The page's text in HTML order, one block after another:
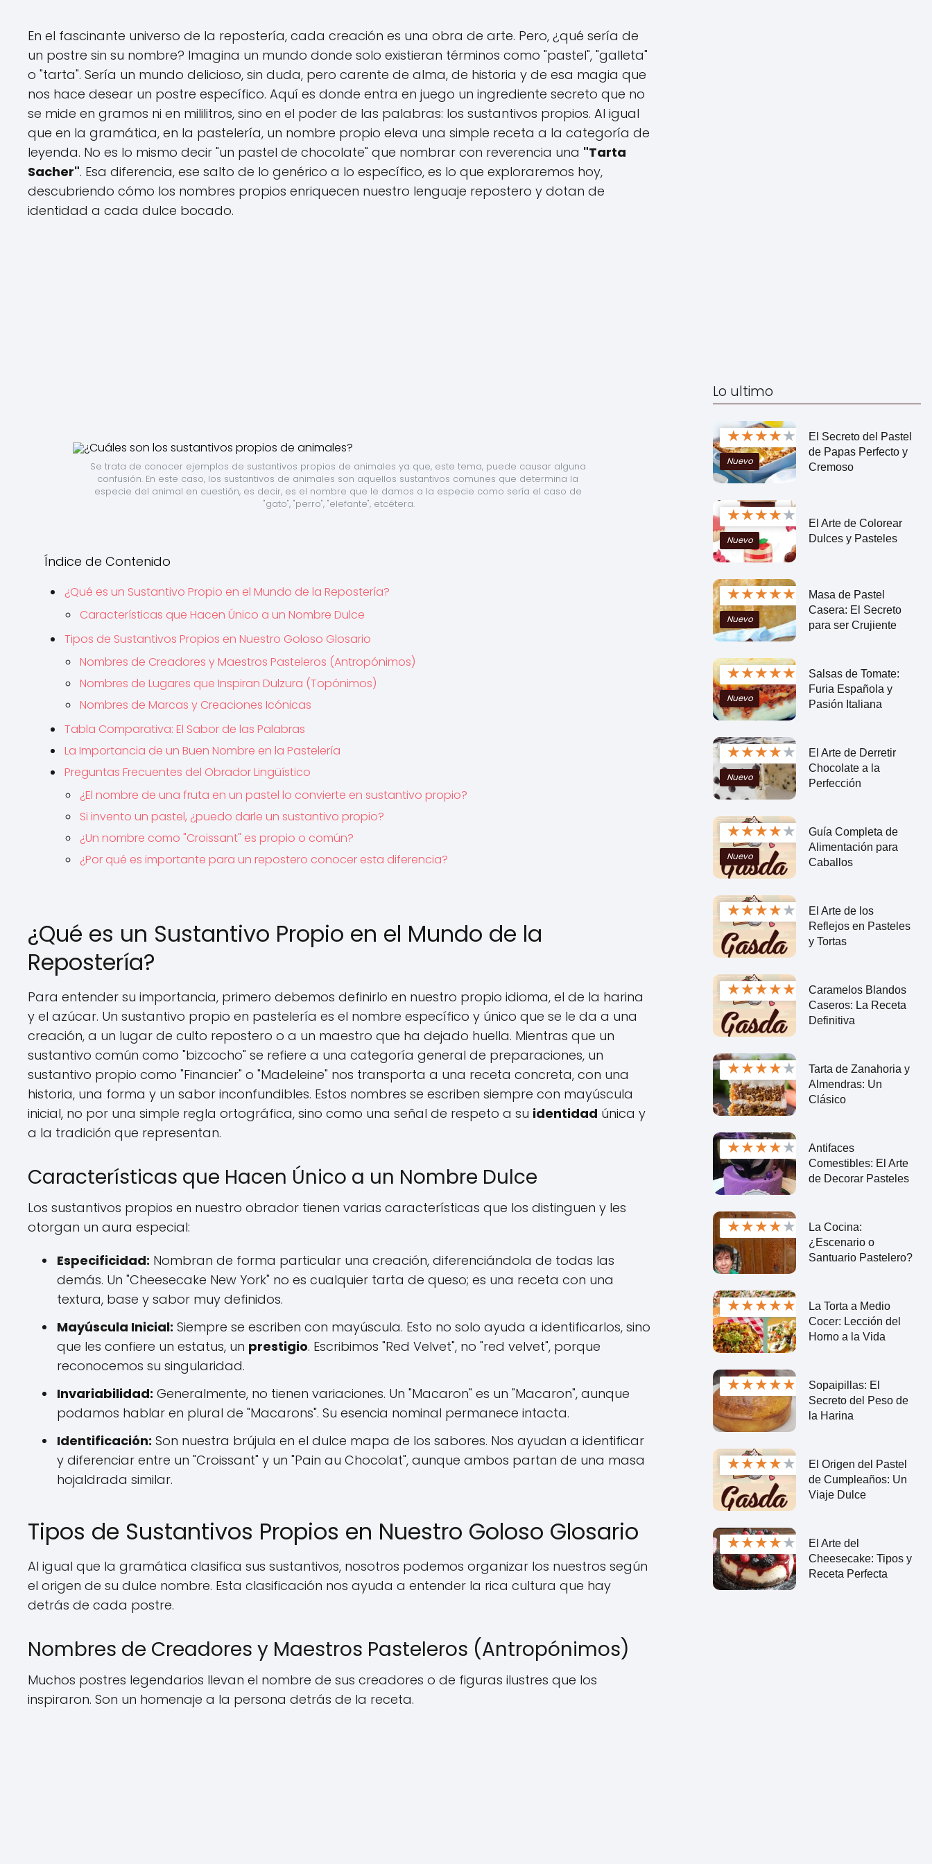
En el fascinante universo de la repostería, cada creación es una obra de arte. Pero, ¿qué sería de
un postre sin su nombre? Imagina un mundo donde solo existieran términos como "pastel", "galleta"
o "tarta". Sería un mundo delicioso, sin duda, pero carente de alma, de historia y de esa magia que
nos hace desear un postre específico. Aquí es donde entra en juego un ingrediente secreto que no
se mide en gramos ni en mililitros, sino en el poder de las palabras: los sustantivos propios. Al igual
que en la gramática, en la pastelería, un nombre propio eleva una simple receta a la categoría de
leyenda. No es lo mismo decir "un pastel de chocolate" que nombrar con reverencia una "Tarta
Sacher". Esa diferencia, ese salto de lo genérico a lo específico, es lo que exploraremos hoy,
descubriendo cómo los nombres propios enriquecen nuestro lenguaje repostero y dotan de
identidad a cada dulce bocado.
Se trata de conocer ejemplos de sustantivos propios de animales ya que, este tema, puede causar alguna
confusión. En este caso, los sustantivos de animales son aquellos sustantivos comunes que determina la
especie del animal en cuestión, es decir, es el nombre que le damos a la especie como sería el caso de
"gato", "perro", "elefante", etcétera.
Índice de Contenido
¿Qué es un Sustantivo Propio en el Mundo de la Repostería?
Características que Hacen Único a un Nombre Dulce
Tipos de Sustantivos Propios en Nuestro Goloso Glosario
Nombres de Creadores y Maestros Pasteleros (Antropónimos)
Nombres de Lugares que Inspiran Dulzura (Topónimos)
Nombres de Marcas y Creaciones Icónicas
Tabla Comparativa: El Sabor de las Palabras
La Importancia de un Buen Nombre en la Pastelería
Preguntas Frecuentes del Obrador Lingüístico
¿El nombre de una fruta en un pastel lo convierte en sustantivo propio?
Si invento un pastel, ¿puedo darle un sustantivo propio?
¿Un nombre como "Croissant" es propio o común?
¿Por qué es importante para un repostero conocer esta diferencia?
¿Qué es un Sustantivo Propio en el Mundo de la
Repostería?
Para entender su importancia, primero debemos definirlo en nuestro propio idioma, el de la harina
y el azúcar. Un sustantivo propio en pastelería es el nombre específico y único que se le da a una
creación, a un lugar de culto repostero o a un maestro que ha dejado huella. Mientras que un
sustantivo común como "bizcocho" se refiere a una categoría general de preparaciones, un
sustantivo propio como "Financier" o "Madeleine" nos transporta a una receta concreta, con una
historia, una forma y un sabor inconfundibles. Estos nombres se escriben siempre con mayúscula
inicial, no por una simple regla ortográfica, sino como una señal de respeto a su identidad única y
a la tradición que representan.
Características que Hacen Único a un Nombre Dulce
Los sustantivos propios en nuestro obrador tienen varias características que los distinguen y les
otorgan un aura especial:
Especificidad: Nombran de forma particular una creación, diferenciándola de todas las
demás. Un "Cheesecake New York" no es cualquier tarta de queso; es una receta con una
textura, base y sabor muy definidos.
Mayúscula Inicial: Siempre se escriben con mayúscula. Esto no solo ayuda a identificarlos, sino
que les confiere un estatus, un prestigio. Escribimos "Red Velvet", no "red velvet", porque
reconocemos su singularidad.
Invariabilidad: Generalmente, no tienen variaciones. Un "Macaron" es un "Macaron", aunque
podamos hablar en plural de "Macarons". Su esencia nominal permanece intacta.
Identificación: Son nuestra brújula en el dulce mapa de los sabores. Nos ayudan a identificar
y diferenciar entre un "Croissant" y un "Pain au Chocolat", aunque ambos partan de una masa
hojaldrada similar.
Tipos de Sustantivos Propios en Nuestro Goloso Glosario
Al igual que la gramática clasifica sus sustantivos, nosotros podemos organizar los nuestros según
el origen de su dulce nombre. Esta clasificación nos ayuda a entender la rica cultura que hay
detrás de cada postre.
Nombres de Creadores y Maestros Pasteleros (Antropónimos)
Muchos postres legendarios llevan el nombre de sus creadores o de figuras ilustres que los
inspiraron. Son un homenaje a la persona detrás de la receta.
Lo ultimo
★★★★★
Nuevo
El Secreto del Pastel
de Papas Perfecto y
Cremoso
★★★★★
Nuevo
El Arte de Colorear
Dulces y Pasteles
★★★★★
Nuevo
Masa de Pastel
Casera: El Secreto
para ser Crujiente
★★★★★
Nuevo
Salsas de Tomate:
Furia Española y
Pasión Italiana
★★★★★
Nuevo
El Arte de Derretir
Chocolate a la
Perfección
★★★★★
Nuevo
Guía Completa de
Alimentación para
Caballos
★★★★★
El Arte de los
Reflejos en Pasteles
y Tortas
★★★★★
Caramelos Blandos
Caseros: La Receta
Definitiva
★★★★★
Tarta de Zanahoria y
Almendras: Un
Clásico
★★★★★
Antifaces
Comestibles: El Arte
de Decorar Pasteles
★★★★★
La Cocina:
¿Escenario o
Santuario Pastelero?
★★★★★
La Torta a Medio
Cocer: Lección del
Horno a la Vida
★★★★★
Sopaipillas: El
Secreto del Peso de
la Harina
★★★★★
El Origen del Pastel
de Cumpleaños: Un
Viaje Dulce
★★★★★
El Arte del
Cheesecake: Tipos y
Receta Perfecta